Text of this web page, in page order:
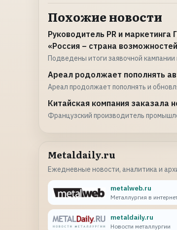
Похожие новости
Руководитель PR и
«Россия – страна
Подведены итоги заявочной кампании
Ареал родолжает пополнять
Ареал продолжает пополнять и
Китайская компания заказала
Французский производитель
Metaldaily.ru
Ежедневные новости, аналитика и
metalweb.ru
Металлургия в
metaldaily.ru
Новости металлургии